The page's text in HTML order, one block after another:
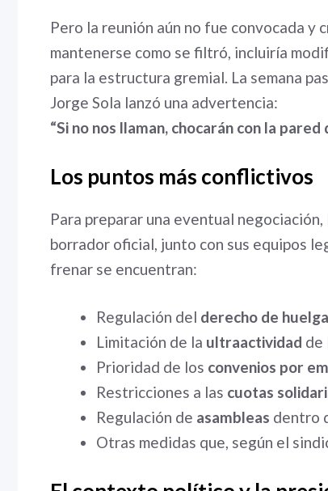
Pero la reunión aún no fue convocada
mantenerse como se filtró, incluiría
para la estructura gremial. La semana
Jorge Sola lanzó una advertencia:
“Si no nos llaman, chocarán con la pared
Los puntos más conflictivos
Para preparar una eventual
borrador oficial, junto con sus equipos
frenar se encuentran:
Regulación del derecho de huelga
Limitación de la ultraactividad de
Prioridad de los convenios por
Restricciones a las cuotas
Regulación de asambleas dentro
Otras medidas que, según el